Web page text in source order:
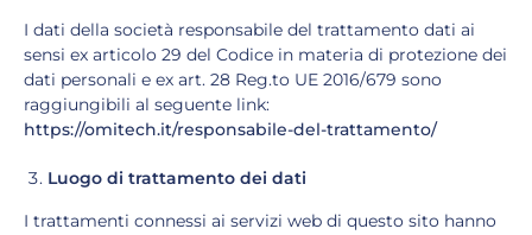
I dati della società responsabile del trattamento dati ai
sensi ex articolo 29 del Codice in materia di protezione dei
dati personali e ex art. 28 Reg.to UE 2016/679 sono
raggiungibili al seguente link:
https://omitech.it/responsabile-del-trattamento/
Luogo di trattamento dei dati
I trattamenti connessi ai servizi web di questo sito hanno